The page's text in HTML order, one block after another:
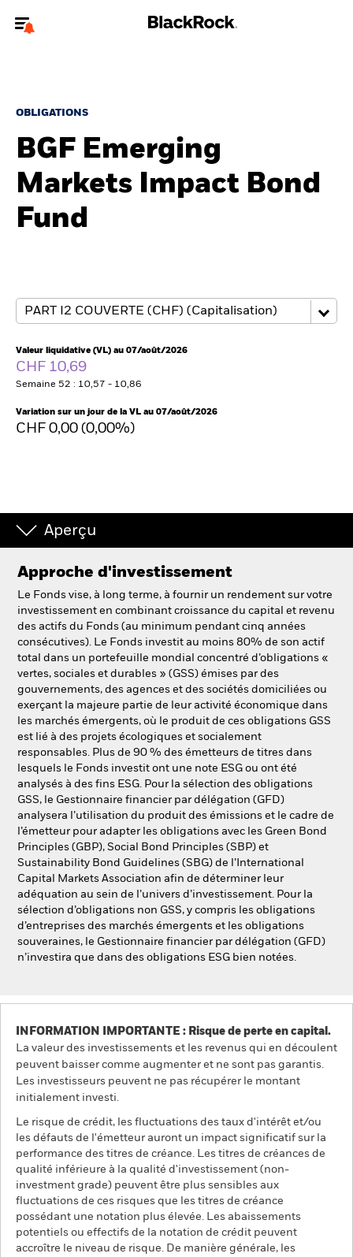
Nous connaître
Produits
Thèmes
Particuliers
France
Change location
Notre société
OBLIGATIONS
BGF Emerging
Markets Impact Bond
Fund
Valeur liquidative (VL) au 07/août/2026
CHF 10,69
Semaine 52 : 10,57 - 10,86
Variation sur un jour de la VL au 07/août/2026
CHF 0,00 (0,00%)
Aperçu
Approche d'investissement
Le Fonds vise, à long terme, à fournir un rendement sur votre
investissement en combinant croissance du capital et revenu
des actifs du Fonds (au minimum pendant cinq années
consécutives). Le Fonds investit au moins 80% de son actif
total dans un portefeuille mondial concentré d’obligations «
vertes, sociales et durables » (GSS) émises par des
gouvernements, des agences et des sociétés domiciliées ou
exerçant la majeure partie de leur activité économique dans
les marchés émergents, où le produit de ces obligations GSS
est lié à des projets écologiques et socialement
responsables. Plus de 90 % des émetteurs de titres dans
lesquels le Fonds investit ont une note ESG ou ont été
analysés à des fins ESG. Pour la sélection des obligations
GSS, le Gestionnaire financier par délégation (GFD)
analysera l’utilisation du produit des émissions et le cadre de
l’émetteur pour adapter les obligations avec les Green Bond
Principles (GBP), Social Bond Principles (SBP) et
Sustainability Bond Guidelines (SBG) de l’International
Capital Markets Association afin de déterminer leur
adéquation au sein de l’univers d’investissement. Pour la
sélection d’obligations non GSS, y compris les obligations
d’entreprises des marchés émergents et les obligations
souveraines, le Gestionnaire financier par délégation (GFD)
n’investira que dans des obligations ESG bien notées.
INFORMATION IMPORTANTE : Risque de perte en capital.
La valeur des investissements et les revenus qui en découlent
peuvent baisser comme augmenter et ne sont pas garantis.
Les investisseurs peuvent ne pas récupérer le montant
initialement investi.
Le risque de crédit, les fluctuations des taux d'intérêt et/ou
les défauts de l'émetteur auront un impact significatif sur la
performance des titres de créance. Les titres de créances de
qualité inférieure à la qualité d'investissement (non-
investment grade) peuvent être plus sensibles aux
fluctuations de ces risques que les titres de créance
possédant une notation plus élevée. Les abaissements
potentiels ou effectifs de la notation de crédit peuvent
accroître le niveau de risque. De manière générale, les